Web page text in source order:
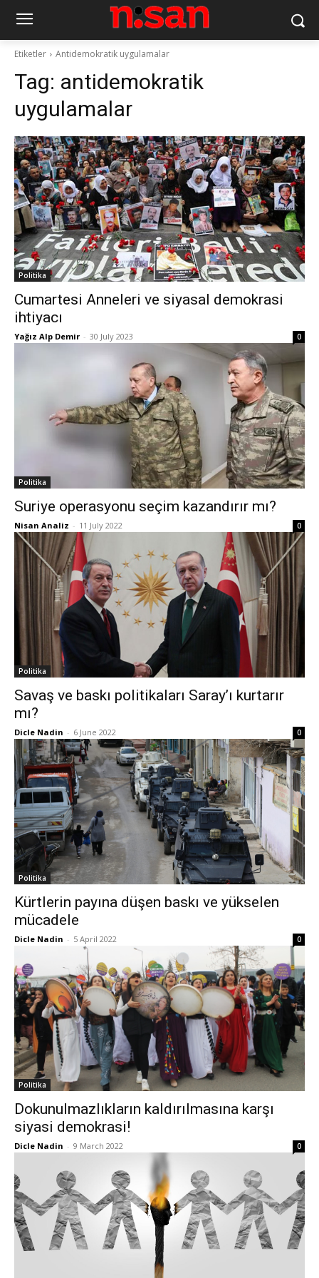
Etiketler Antidemokratik uygulamalar
Tag: antidemokratik
uygulamalar
Politika
Cumartesi Anneleri ve siyasal demokrasi
ihtiyacı
Yağız Alp Demir - 30 July 2023 0
Politika
Suriye operasyonu seçim kazandırır mı?
Nisan Analiz - 11 July 2022 0
Politika
Savaş ve baskı politikaları Saray’ı kurtarır
mı?
Dicle Nadin - 6 June 2022 0
Politika
Kürtlerin payına düşen baskı ve yükselen
mücadele
Dicle Nadin - 5 April 2022 0
Politika
Dokunulmazlıkların kaldırılmasına karşı
siyasi demokrasi!
Dicle Nadin - 9 March 2022 0